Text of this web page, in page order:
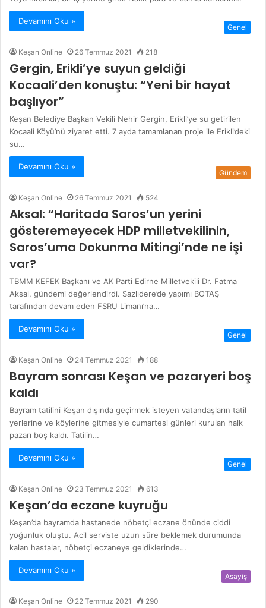
Devamını Oku »
Genel
Keşan Online 26 Temmuz 2021 218
Gergin, Erikli’ye suyun geldiği
Kocaali’den konuştu: “Yeni bir hayat
başlıyor”
Keşan Belediye Başkan Vekili Nehir Gergin, Erikli’ye su getirilen
Kocaali Köyü’nü ziyaret etti. 7 ayda tamamlanan proje ile Erikli’deki
su…
Devamını Oku »
Gündem
Keşan Online 26 Temmuz 2021 524
Aksal: “Haritada Saros’un yerini
gösteremeyecek HDP milletvekilinin,
Saros’uma Dokunma Mitingi’nde ne işi
var?
TBMM KEFEK Başkanı ve AK Parti Edirne Milletvekili Dr. Fatma
Aksal, gündemi değerlendirdi. Sazlıdere’de yapımı BOTAŞ
tarafından devam eden FSRU Limanı’na…
Devamını Oku »
Genel
Keşan Online 24 Temmuz 2021 188
Bayram sonrası Keşan ve pazaryeri boş
kaldı
Bayram tatilini Keşan dışında geçirmek isteyen vatandaşların tatil
yerlerine ve köylerine gitmesiyle cumartesi günleri kurulan halk
pazarı boş kaldı. Tatilin…
Devamını Oku »
Genel
Keşan Online 23 Temmuz 2021 613
Keşan’da eczane kuyruğu
Keşan’da bayramda hastanede nöbetçi eczane önünde ciddi
yoğunluk oluştu. Acil serviste uzun süre beklemek durumunda
kalan hastalar, nöbetçi eczaneye geldiklerinde…
Devamını Oku »
Asayiş
Keşan Online 22 Temmuz 2021 290